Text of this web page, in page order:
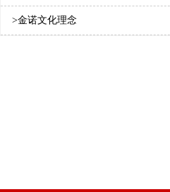
>金诺文化理念